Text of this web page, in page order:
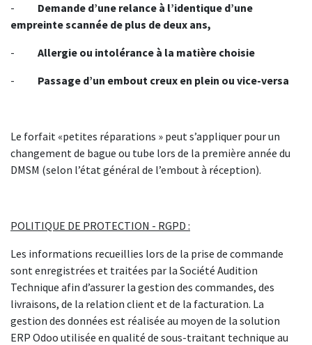
- Demande d’une relance à l’identique d’une
empreintescannée de plus de deux ans,
- Allergie ou intolérance à la matière choisie
- Passage d’un embout creux en plein ou vice-versa
Le forfait «petites réparations » peut s’appliquer pour un
changement de bague ou tube lors de la première année du
DMSM (selon l’état général de l’embout à réception).
POLITIQUE DE PROTECTION - RGPD :
Les informations recueillies lors de la prise de commande
sont enregistrées et traitées par la Société Audition
Technique afin d’assurer la gestion des commandes, des
livraisons, de la relation client et de la facturation. La
gestion des données est réalisée au moyen de la solution
ERP Odoo utilisée en qualité de sous-traitant technique au